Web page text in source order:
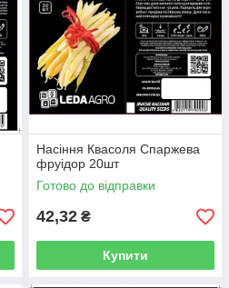
Насіння Квасоля Спаржева
фруідор 20шт
Готово до відправки
42,32 ₴
Купити